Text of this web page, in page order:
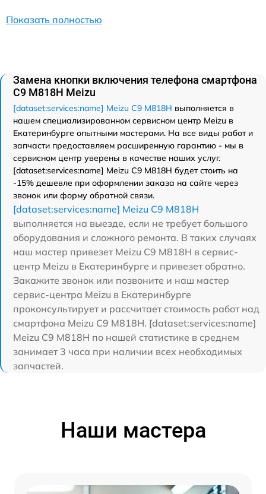
Показать полностью
Замена кнопки включения телефона смартфона
C9 M818H Meizu
[dataset:services:name] Meizu C9 M818H выполняется в
нашем специализированном сервисном центр Meizu в
Екатеринбурге опытными мастерами. На все виды работ и
запчасти предоставляем расширенную гарантию - мы в
сервисном центр уверены в качестве наших услуг.
[dataset:services:name] Meizu C9 M818H будет стоить на
-15% дешевле при оформлении заказа на сайте через
звонок или форму обратной связи.
[dataset:services:name] Meizu C9 M818H
выполняется на выезде, если не требует большого
оборудования и сложного ремонта. В таких случаях
наш мастер привезет Meizu C9 M818H в сервис-
центр Meizu в Екатеринбурге и привезет обратно.
Закажите звонок или позвоните и наш мастер
сервис-центра Meizu в Екатеринбурге
проконсультирует и рассчитает стоимость работ над
смартфона Meizu C9 M818H. [dataset:services:name]
Meizu C9 M818H по нашей статистике в среднем
занимает 3 часа при наличии всех необходимых
запчастей.
Наши мастера